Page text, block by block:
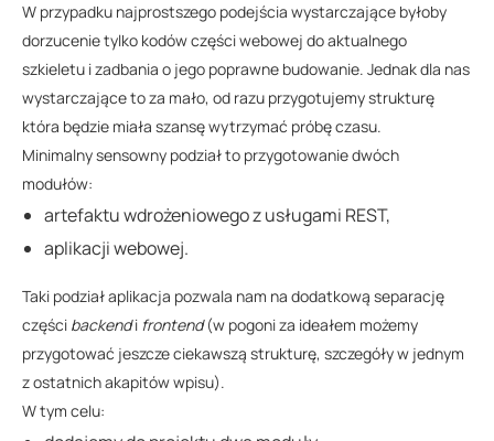
W przypadku najprostszego podejścia wystarczające byłoby
dorzucenie tylko kodów części webowej do aktualnego
szkieletu i zadbania o jego poprawne budowanie. Jednak dla nas
wystarczające to za mało, od razu przygotujemy strukturę
która będzie miała szansę wytrzymać próbę czasu.
Minimalny sensowny podział to przygotowanie dwóch
modułów:
artefaktu wdrożeniowego z usługami REST,
aplikacji webowej.
Taki podział aplikacja pozwala nam na dodatkową separację
części backendi frontend(w pogoni za ideałem możemy
przygotować jeszcze ciekawszą strukturę, szczegóły w jednym
z ostatnich akapitów wpisu).
W tym celu: